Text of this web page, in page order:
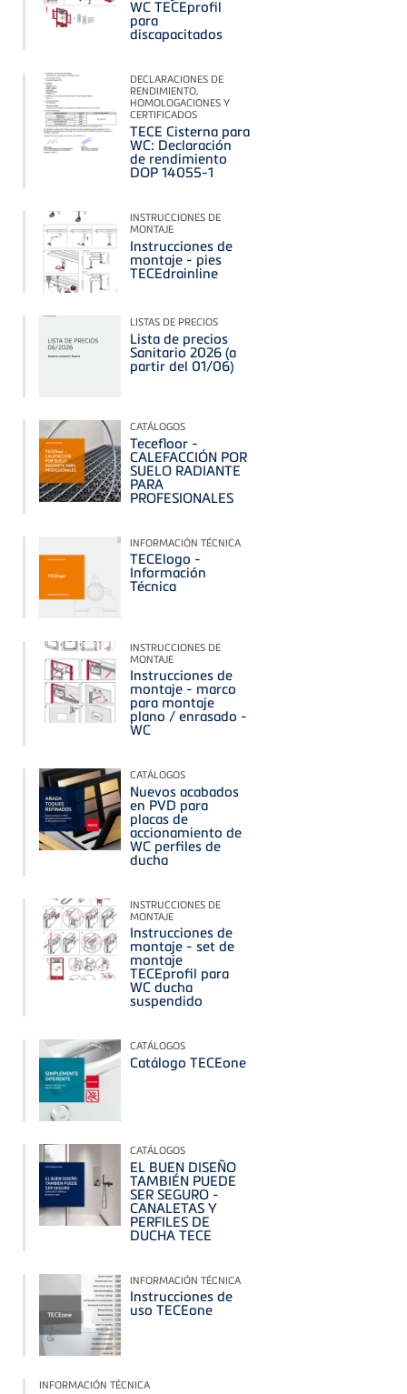
WC TECEprofil
para
discapacitados
DECLARACIONES DE
RENDIMIENTO,
HOMOLOGACIONES Y
CERTIFICADOS
TECE Cisterna para
WC: Declaración
de rendimiento
DOP 14055-1
INSTRUCCIONES DE
MONTAJE
Instrucciones de
montaje - pies
TECEdrainline
LISTAS DE PRECIOS
Lista de precios
Sanitario 2026 (a
partir del 01/06)
CATÁLOGOS
Tecefloor -
CALEFACCIÓN POR
SUELO RADIANTE
PARA
PROFESIONALES
INFORMACIÓN TÉCNICA
TECElogo -
Información
Técnica
INSTRUCCIONES DE
MONTAJE
Instrucciones de
montaje - marco
para montaje
plano / enrasado -
WC
CATÁLOGOS
Nuevos acabados
en PVD para
placas de
accionamiento de
WC perfiles de
ducha
INSTRUCCIONES DE
MONTAJE
Instrucciones de
montaje - set de
montaje
TECEprofil para
WC ducha
suspendido
CATÁLOGOS
Catálogo TECEone
CATÁLOGOS
EL BUEN DISEÑO
TAMBIÉN PUEDE
SER SEGURO -
CANALETAS Y
PERFILES DE
DUCHA TECE
INFORMACIÓN TÉCNICA
Instrucciones de
uso TECEone
INFORMACIÓN TÉCNICA